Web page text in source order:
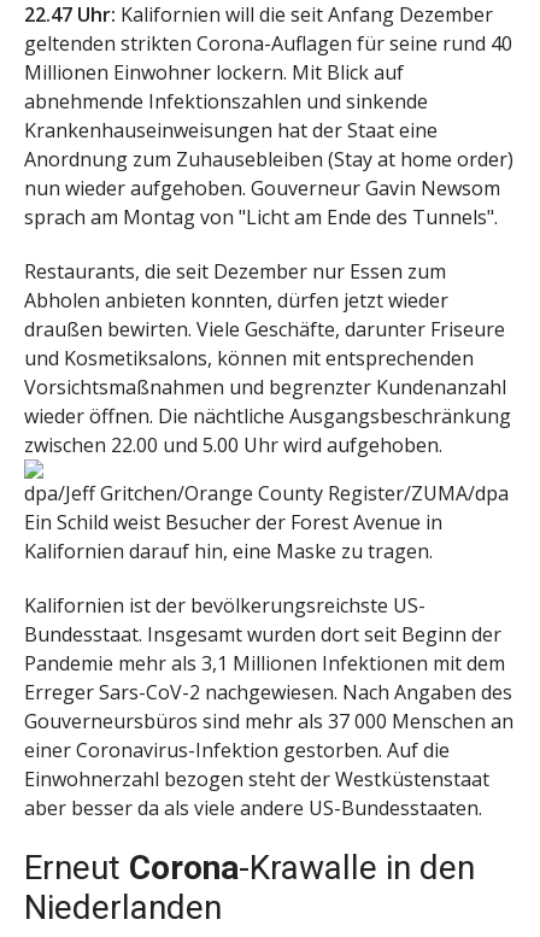
22.47 Uhr: Kalifornien will die seit Anfang Dezember
geltenden strikten Corona-Auflagen für seine rund 40
Millionen Einwohner lockern. Mit Blick auf
abnehmende Infektionszahlen und sinkende
Krankenhauseinweisungen hat der Staat eine
Anordnung zum Zuhausebleiben (Stay at home order)
nun wieder aufgehoben. Gouverneur Gavin Newsom
sprach am Montag von "Licht am Ende des Tunnels".
Restaurants, die seit Dezember nur Essen zum
Abholen anbieten konnten, dürfen jetzt wieder
draußen bewirten. Viele Geschäfte, darunter Friseure
und Kosmetiksalons, können mit entsprechenden
Vorsichtsmaßnahmen und begrenzter Kundenanzahl
wieder öffnen. Die nächtliche Ausgangsbeschränkung
zwischen 22.00 und 5.00 Uhr wird aufgehoben.
dpa/Jeff Gritchen/Orange County Register/ZUMA/dpa
Ein Schild weist Besucher der Forest Avenue in
Kalifornien darauf hin, eine Maske zu tragen.
Kalifornien ist der bevölkerungsreichste US-
Bundesstaat. Insgesamt wurden dort seit Beginn der
Pandemie mehr als 3,1 Millionen Infektionen mit dem
Erreger Sars-CoV-2 nachgewiesen. Nach Angaben des
Gouverneursbüros sind mehr als 37 000 Menschen an
einer Coronavirus-Infektion gestorben. Auf die
Einwohnerzahl bezogen steht der Westküstenstaat
aber besser da als viele andere US-Bundesstaaten.
Erneut Corona-Krawalle in den
Niederlanden